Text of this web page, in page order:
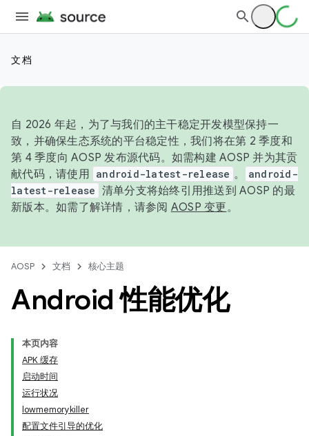
文档
自 2026 年起，为了与我们的主干稳定开发模型保持一
致，并确保生态系统的平台稳定性，我们将在第 2 季度和
第 4 季度向 AOSP 发布源代码。如需构建 AOSP 并为其贡
献代码，请使用 android-latest-release 。
android-
latest-release 清单分支将始终引用推送到 AOSP 的最
新版本。如需了解详情，请参阅 AOSP 变更。
AOSP 文档 核心主题
Android 性能优化
本页内容
APK 缓存
启动时间
运行状况
lowmemorykiller
配置文件引导的优化